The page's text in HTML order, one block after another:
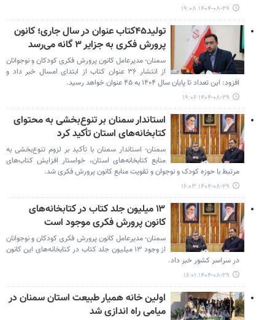
۱۴۰۴-۰۸-۲۹ ۱۹:۰۸
تولید۴۵کتاب عنوان در سال جاری؛ کانون
پرورش فکری به جزایر ۳ گانه می‌رسد
سمنان- مدیرعامل کانون پرورش فکری کودکان و نوجوانان
از انتشار ۳۶ عنوان کتاب از ابتدای امسال خبر داد و
افزود: این تعداد تا پایان سال ۱۴۰۴ به ۴۵ عنوان خواهد رسید.
۱۴۰۴-۰۸-۲۹ ۱۹:۰۶
استاندار سمنان بر تنوع‌بخشی به محتوای
کتابخانه‌های استان تأکید کرد
سمنان- استاندار سمنان با تأکید بر لزوم تنوع‌بخشی به
منابع کتابخانه‌های استان، خواستار افزایش کتاب‌های
مرتبط با حوزه کودک و نوجوان و تقویت منابع کانون پرورش فکری شد.
۱۴۰۴-۰۸-۲۹ ۱۶:۰۳
۱۳ میلیون جلد کتاب در کتابخانه‌های
کانون پرورش فکری موجود است
سمنان- مدیرعامل کانون پرورش فکری کودکان و نوجوانان
از وجود ۱۳ میلیون جلد کتاب در کتابخانه‌های این کانون
در سراسر کشور خبر داد.
۱۴۰۴-۰۸-۲۹ ۱۶:۰۱
اولین خانه همیار طبیعت استان سمنان در
میامی راه اندازی شد